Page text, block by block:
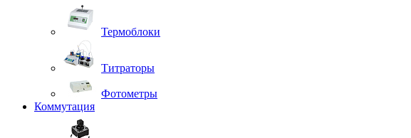
Термоблоки
Титраторы
Фотометры
Коммутация